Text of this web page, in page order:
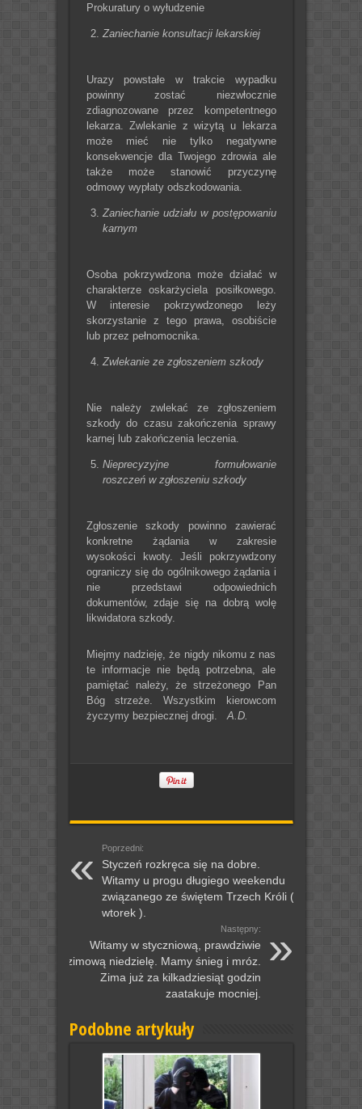
Prokuratury o wyłudzenie
Zaniechanie konsultacji lekarskiej
Urazy powstałe w trakcie wypadku
powinny zostać niezwłocznie
zdiagnozowane przez kompetentnego
lekarza. Zwlekanie z wizytą u lekarza
może mieć nie tylko negatywne
konsekwencje dla Twojego zdrowia ale
także może stanowić przyczynę
odmowy wypłaty odszkodowania.
Zaniechanie udziału w postępowaniu
karnym
Osoba pokrzywdzona może działać w
charakterze oskarżyciela posiłkowego.
W interesie pokrzywdzonego leży
skorzystanie z tego prawa, osobiście
lub przez pełnomocnika.
Zwlekanie ze zgłoszeniem szkody
Nie należy zwlekać ze zgłoszeniem
szkody do czasu zakończenia sprawy
karnej lub zakończenia leczenia.
Nieprecyzyjne formułowanie
roszczeń w zgłoszeniu szkody
Zgłoszenie szkody powinno zawierać
konkretne żądania w zakresie
wysokości kwoty. Jeśli pokrzywdzony
ograniczy się do ogólnikowego żądania i
nie przedstawi odpowiednich
dokumentów, zdaje się na dobrą wolę
likwidatora szkody.
Miejmy nadzieję, że nigdy nikomu z nas
te informacje nie będą potrzebna, ale
pamiętać należy, że strzeżonego Pan
Bóg strzeże. Wszystkim kierowcom
życzymy bezpiecznej drogi. A.D.
Poprzedni:
Styczeń rozkręca się na dobre.
Witamy u progu długiego weekendu
związanego ze świętem Trzech Króli (
wtorek ).
Następny:
Witamy w styczniową, prawdziwie
zimową niedzielę. Mamy śnieg i mróz.
Zima już za kilkadziesiąt godzin
zaatakuje mocniej.
Podobne artykuły